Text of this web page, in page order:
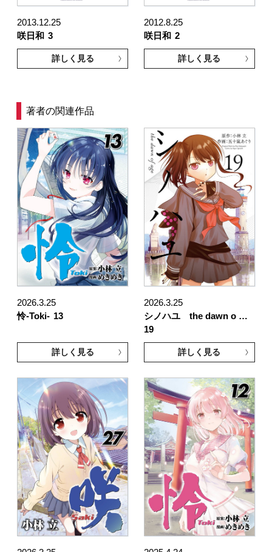
2013.12.25
咲日和 3
詳しく見る
2012.8.25
咲日和 2
詳しく見る
著者の関連作品
2026.3.25
怜-Toki- 13
詳しく見る
2026.3.25
シノハユ the dawn o …
19
詳しく見る